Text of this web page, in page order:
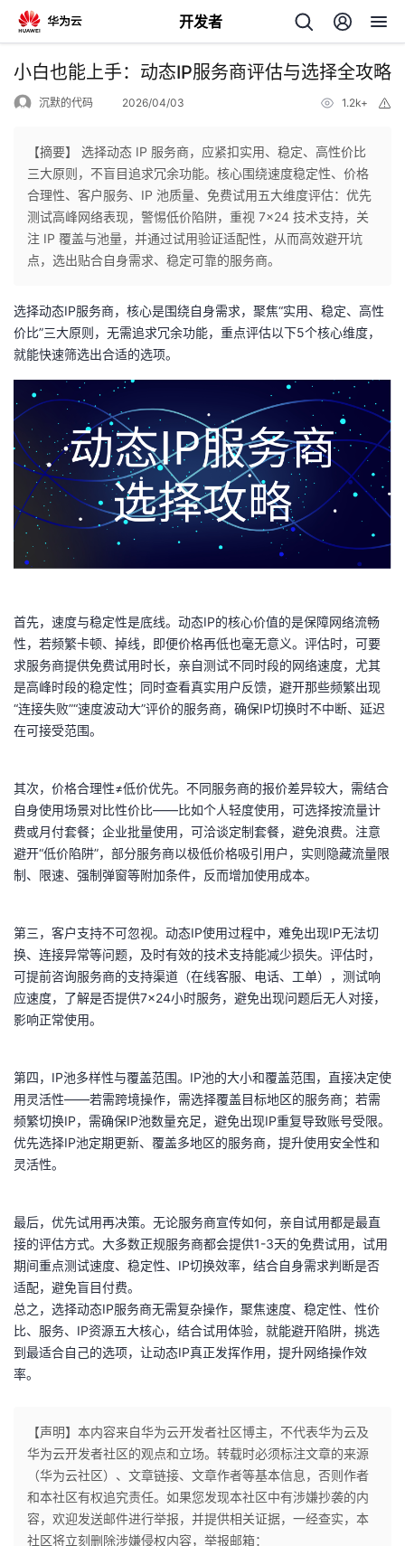
开发者
返
个
人
主
页
我
的
开
发
者
我
的
博
我
的
坛
我
圈
子
的
直
播
我
的
活
动
我
的
关
注
我
的
开
发
学
堂
的
课
我
的
证
我
实
验
的
收
藏
我
的
Programs
我
的
持
我
技
术
持
的
云
建
议
小白也能上手：动态IP服务商评估与选择全攻略
沉默的代码 2026/04/03 1.2k+
【摘要】 选择动态 IP 服务商，应紧扣实用、稳定、高性价比
三大原则，不盲目追求冗余功能。核心围绕速度稳定性、价格
合理性、客户服务、IP 池质量、免费试用五大维度评估：优先
测试高峰网络表现，警惕低价陷阱，重视 7×24 技术支持，关
注 IP 覆盖与池量，并通过试用验证适配性，从而高效避开坑
点，选出贴合自身需求、稳定可靠的服务商。
选择动态IP服务商，核心是围绕自身需求，聚焦“实用、稳定、高性
价比”三大原则，无需追求冗余功能，重点评估以下5个核心维度，
就能快速筛选出合适的选项。
首先，速度与稳定性是底线。动态IP的核心价值的是保障网络流畅
性，若频繁卡顿、掉线，即便价格再低也毫无意义。评估时，可要
求服务商提供免费试用时长，亲自测试不同时段的网络速度，尤其
是高峰时段的稳定性；同时查看真实用户反馈，避开那些频繁出现
“连接失败”“速度波动大”评价的服务商，确保IP切换时不中断、延迟
在可接受范围。
其次，价格合理性≠低价优先。不同服务商的报价差异较大，需结合
自身使用场景对比性价比——比如个人轻度使用，可选择按流量计
费或月付套餐；企业批量使用，可洽谈定制套餐，避免浪费。注意
避开“低价陷阱”，部分服务商以极低价格吸引用户，实则隐藏流量限
制、限速、强制弹窗等附加条件，反而增加使用成本。
第三，客户支持不可忽视。动态IP使用过程中，难免出现IP无法切
换、连接异常等问题，及时有效的技术支持能减少损失。评估时，
可提前咨询服务商的支持渠道（在线客服、电话、工单），测试响
应速度，了解是否提供7×24小时服务，避免出现问题后无人对接，
影响正常使用。
第四，IP池多样性与覆盖范围。IP池的大小和覆盖范围，直接决定使
用灵活性——若需跨境操作，需选择覆盖目标地区的服务商；若需
频繁切换IP，需确保IP池数量充足，避免出现IP重复导致账号受限。
优先选择IP池定期更新、覆盖多地区的服务商，提升使用安全性和
灵活性。
最后，优先试用再决策。无论服务商宣传如何，亲自试用都是最直
接的评估方式。大多数正规服务商都会提供1-3天的免费试用，试用
期间重点测试速度、稳定性、IP切换效率，结合自身需求判断是否
适配，避免盲目付费。
总之，选择动态IP服务商无需复杂操作，聚焦速度、稳定性、性价
比、服务、IP资源五大核心，结合试用体验，就能避开陷阱，挑选
到最适合自己的选项，让动态IP真正发挥作用，提升网络操作效
率。
【声明】本内容来自华为云开发者社区博主，不代表华为云及
华为云开发者社区的观点和立场。转载时必须标注文章的来源
（华为云社区）、文章链接、文章作者等基本信息，否则作者
和本社区有权追究责任。如果您发现本社区中有涉嫌抄袭的内
容，欢迎发送邮件进行举报，并提供相关证据，一经查实，本
社区将立刻删除涉嫌侵权内容，举报邮箱：